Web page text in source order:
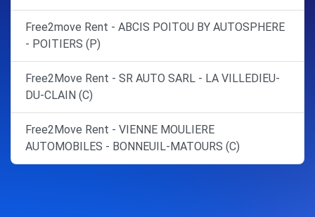
Free2move Rent - ABCIS POITOU BY AUTOSPHERE
- POITIERS (P)
Free2Move Rent - SR AUTO SARL - LA VILLEDIEU-
DU-CLAIN (C)
Free2Move Rent - VIENNE MOULIERE
AUTOMOBILES - BONNEUIL-MATOURS (C)